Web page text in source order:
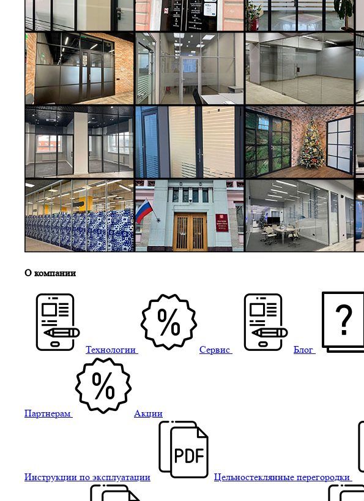
О компании
Технологии Сервис Блог
Партнерам Акции
Инструкции по эксплуатации Цельностеклянные перегородки